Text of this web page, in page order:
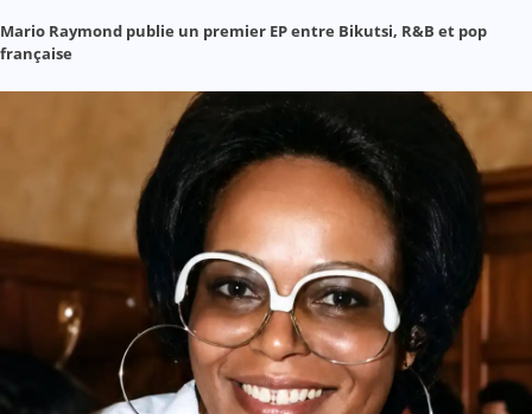
Mario Raymond publie un premier EP entre Bikutsi, R&B et pop
française